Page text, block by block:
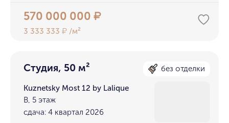
570 000 000₽
3 333 333₽ /м²
Студия, 50 м² без отделки
Kuznetsky Most 12 by Lalique
В, 5 этаж
сдача: 4 квартал 2026